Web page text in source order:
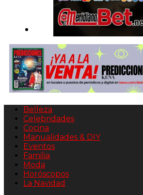
Belleza
Celebridades
Cocina
Manualidades & DIY
Eventos
Familia
Moda
Horóscopos
La Navidad